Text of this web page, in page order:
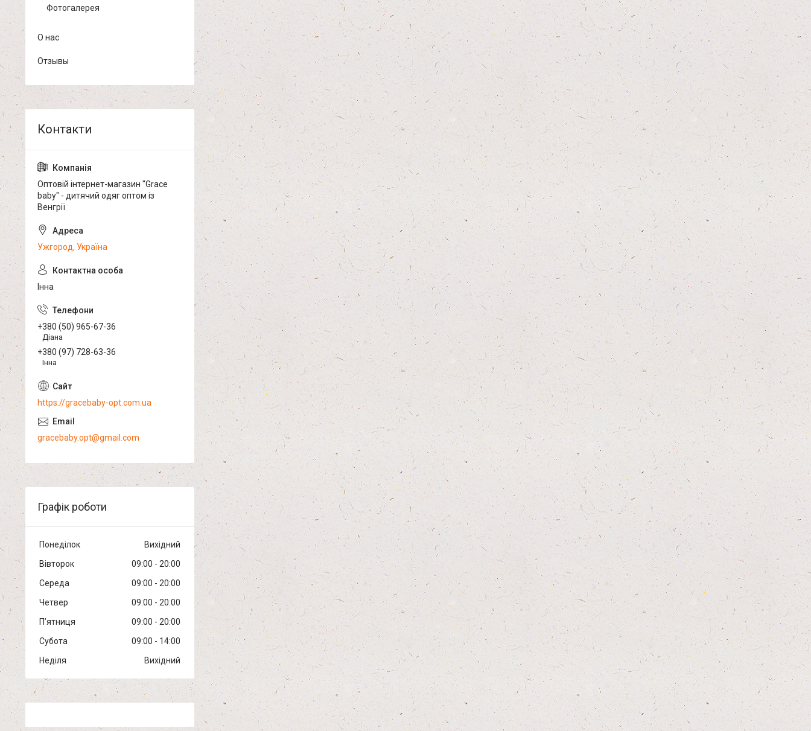
Фотогалерея
О нас
Отзывы
Оптовій інтернет-магазин "Grace
baby" - дитячий одяг оптом із
Венгрії
Ужгород, Україна
Інна
+380 (50) 965-67-36
Діана
+380 (97) 728-63-36
Інна
https://gracebaby-opt.com.ua
gracebaby.opt@gmail.com
Графік роботи
Понеділок
Вихідний
Вівторок
09:00
20:00
Середа
09:00
20:00
Четвер
09:00
20:00
Пʼятниця
09:00
20:00
Субота
09:00
14:00
Неділя
Вихідний